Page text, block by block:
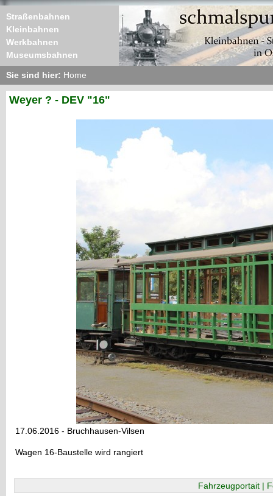
Straßenbahnen
Kleinbahnen
Werkbahnen
Museumsbahnen
Sie sind hier: Home
Weyer ? - DEV "16"
17.06.2016 - Bruchhausen-Vilsen
Wagen 16-Baustelle wird rangiert
Fahrzeugportait |